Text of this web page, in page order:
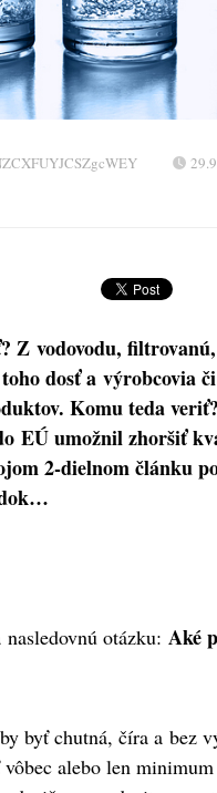
Z vodovodu,
dosť a výrobcovia
Komu teda
EÚ umožnil zhoršiť
2-dielnom článku
otázku: Aké
byť chutná, číra a bez
vôbec alebo len